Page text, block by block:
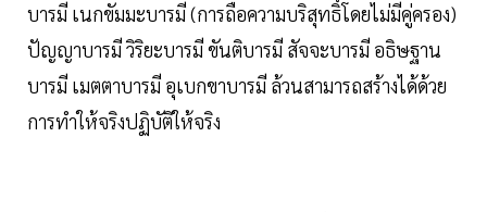
บารมี เนกขัมมะบารมี (การถือความบริสุทธิ์โดยไม่มีคู่ครอง)
ปัญญาบารมี วิริยะบารมี ขันติบารมี สัจจะบารมี อธิษฐาน
บารมี เมตตาบารมี อุเบกขาบารมี ล้วนสามารถสร้างได้ด้วย
การทำให้จริงปฏิบัติให้จริง